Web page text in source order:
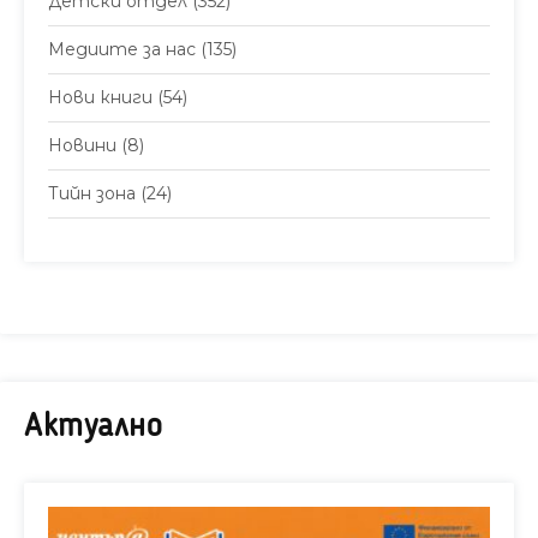
Медиите за нас (135)
Нови книги (54)
Новини (8)
Тийн зона (24)
Актуално